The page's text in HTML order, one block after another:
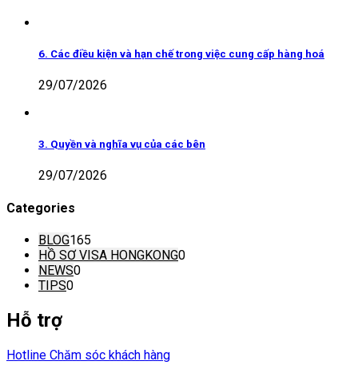
6. Các điều kiện và hạn chế trong việc cung cấp hàng hoá
29/07/2026
3. Quyền và nghĩa vụ của các bên
29/07/2026
Categories
BLOG165
HỒ SƠ VISA HONGKONG0
NEWS0
TIPS0
Hỗ trợ
Hotline Chăm sóc khách hàng